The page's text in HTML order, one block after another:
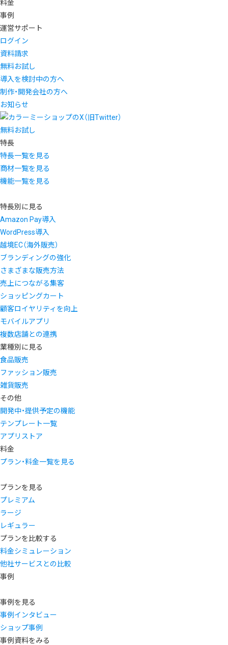
料金
事例
運営サポート
ログイン
資料請求
無料お試し
導入を検討中の方へ
制作・開発会社の方へ
お知らせ
無料お試し
特長
特長一覧を見る
商材一覧を見る
機能一覧を見る
特長別に見る
Amazon Pay導入
WordPress導入
越境EC（海外販売）
ブランディングの強化
さまざまな販売方法
売上につながる集客
ショッピングカート
顧客ロイヤリティを向上
モバイルアプリ
複数店舗との連携
業種別に見る
食品販売
ファッション販売
雑貨販売
その他
開発中・提供予定の機能
テンプレート一覧
アプリストア
料金
プラン・料金一覧を見る
プランを見る
プレミアム
ラージ
レギュラー
プランを比較する
料金シミュレーション
他社サービスとの比較
事例
事例を見る
事例インタビュー
ショップ事例
事例資料をみる